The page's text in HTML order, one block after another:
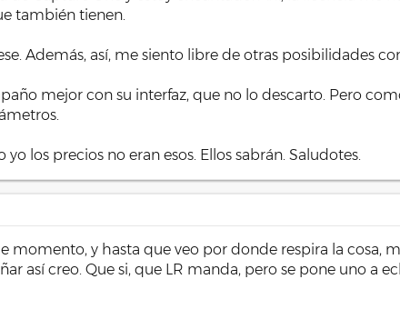
también tienen.
Además, así, me siento libre de otras posibilidades
mejor con su interfaz, que no lo descarto. Pero
los precios no eran esos. Ellos sabrán. Saludotes.
y hasta que veo por donde respira la cosa,
así creo. Que si, que LR manda, pero se pone uno a